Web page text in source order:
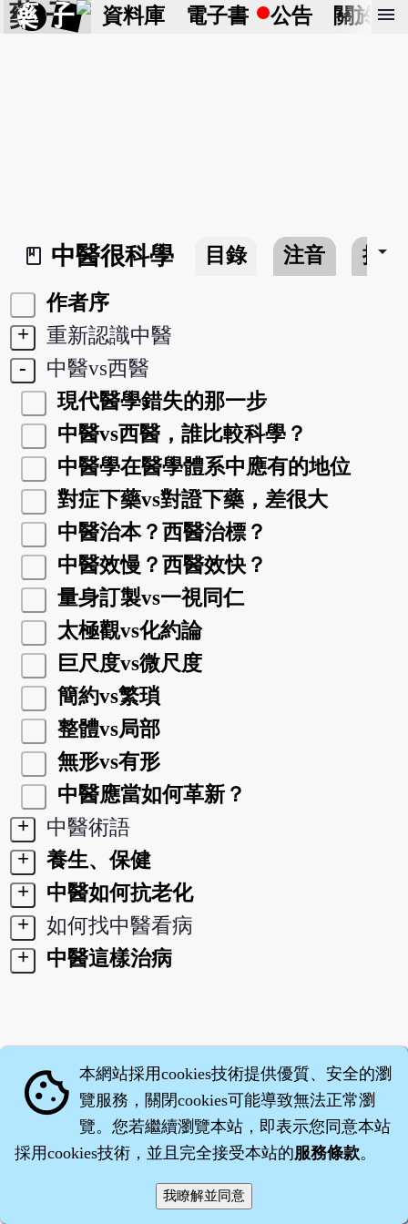
藥 子 資料庫 電子書 公告 關於 menu
book_2
中醫很科學 目錄 注音 搜尋
arrow_drop_down
作者序
+
重新認識中醫
-
中醫vs西醫
現代醫學錯失的那一步
中醫vs西醫，誰比較科學？
中醫學在醫學體系中應有的地位
對症下藥vs對證下藥，差很大
中醫治本？西醫治標？
中醫效慢？西醫效快？
量身訂製vs一視同仁
太極觀vs化約論
巨尺度vs微尺度
簡約vs繁瑣
整體vs局部
無形vs有形
中醫應當如何革新？
+
中醫術語
+
養生、保健
+
中醫如何抗老化
+
如何找中醫看病
+
中醫這樣治病
‧沈藥子©2008～2026
cookie 本網站採用cookies技術提供優質、安全的瀏
覽服務，關閉cookies可能導致無法正常瀏
覽。您若繼續瀏覽本站，即表示您同意本站
採用cookies技術，並且完全接受本站的服務條款。